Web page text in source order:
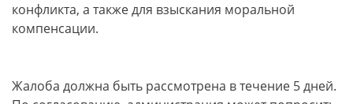
конфликта, а также для взыскания моральной
компенсации.
Жалоба должна быть рассмотрена в течение 5 дней.